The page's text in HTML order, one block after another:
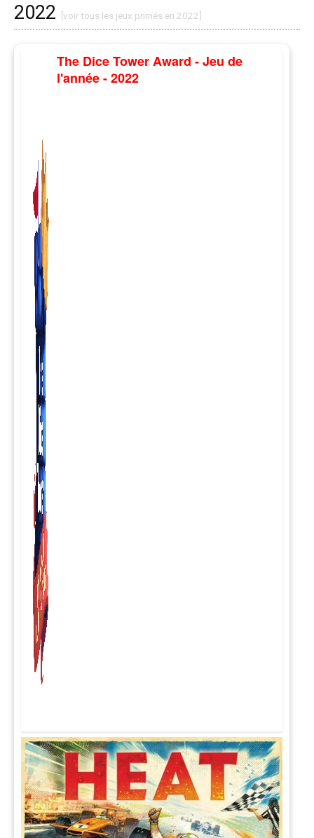
2022 [voir tous les jeux primés en 2022]
The Dice Tower Award - Jeu de
l'année - 2022